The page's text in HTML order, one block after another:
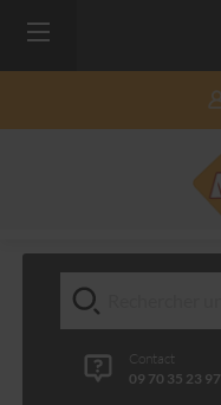
Contact
09 70 35 23 97